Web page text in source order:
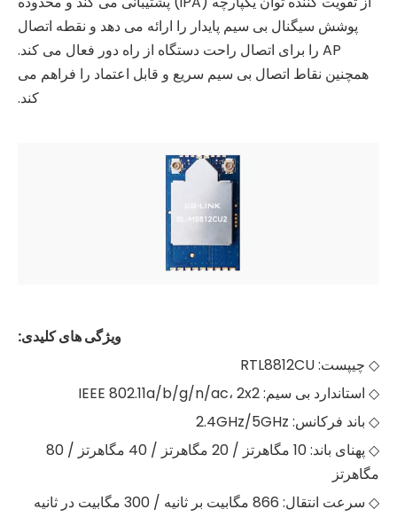
پوشش سیگنال بی سیم پایدار را ارائه می دهد و نقطه اتصال
AP را برای اتصال راحت دستگاه از راه دور فعال می کند.
همچنین نقاط اتصال بی سیم سریع و قابل اعتماد را فراهم می
کند.
ویژگی های کلیدی:
◇ چیپست: RTL8812CU
◇ استاندارد بی سیم: IEEE 802.11a/b/g/n/ac، 2x2
◇ باند فرکانس: 2.4GHz/5GHz
◇ پهنای باند: 10 مگاهرتز / 20 مگاهرتز / 40 مگاهرتز / 80
مگاهرتز
◇ سرعت انتقال: 866 مگابیت بر ثانیه / 300 مگابیت در ثانیه